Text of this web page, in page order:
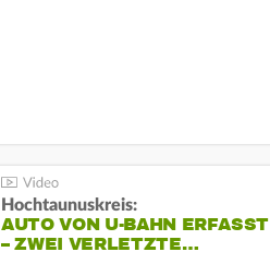
Hochtaunuskreis:
AUTO VON U-BAHN ERFASST
– ZWEI VERLETZTE…